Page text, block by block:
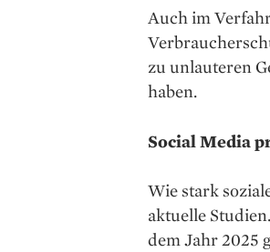
Auch im
zu unlauteren
haben.
Social Media
Wie stark
aktuelle
dem Jahr 2025